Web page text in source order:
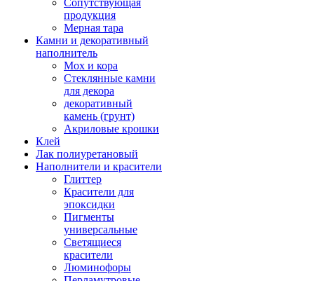
Сопутствующая
продукция
Мерная тара
Камни и декоративный
наполнитель
Мох и кора
Стеклянные камни
для декора
декоративный
камень (грунт)
Акриловые крошки
Клей
Лак полиуретановый
Наполнители и красители
Глиттер
Красители для
эпоксидки
Пигменты
универсальные
Светящиеся
красители
Люминофоры